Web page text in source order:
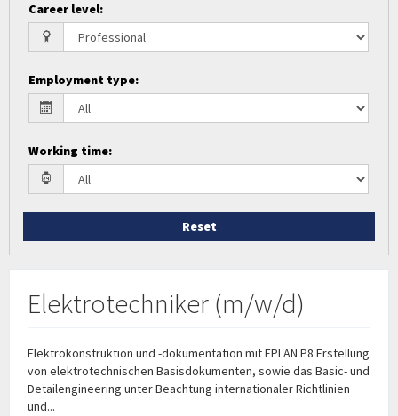
Career level:
Employment type:
Working time:
Reset
Elektrotechniker (m/w/d)
Elektrokonstruktion und -dokumentation mit EPLAN P8 Erstellung
von elektrotechnischen Basisdokumenten, sowie das Basic- und
Detailengineering unter Beachtung internationaler Richtlinien
und...